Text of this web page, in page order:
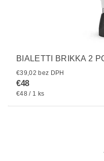
BIALETTI BRIKKA 2
€39,02 bez DPH
€48
€48 / 1 ks